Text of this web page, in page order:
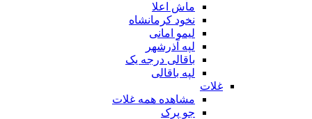
ماش اعلا
نخود کرمانشاه
لیمو امانی
لپه آذرشهر
باقالی درجه یک
لپه باقالی
غلات
مشاهده همه غلات
جو پرک